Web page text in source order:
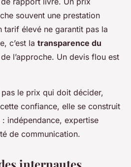
souvent une prestation
tarif élevé ne garantit pas la
c’est la transparence du
l’approche. Un devis flou est
pas le prix qui doit décider,
confiance, elle se construit
indépendance, expertise
de communication.